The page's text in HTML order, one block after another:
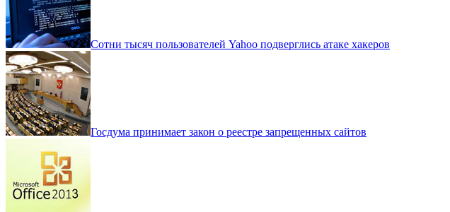
Сотни тысяч пользователей Yahoo подверглись атаке хакеров
Госдума принимает закон о реестре запрещенных сайтов